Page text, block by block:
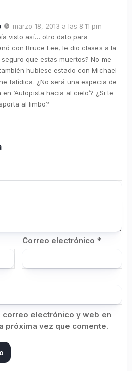
marzo 18, 2013 a las 8:11 pm
visto así… otro dato para
con Bruce Lee, le dio clases a la
que estas muertos? No me
hubiese estado con Michael
fatídica. ¿No será una especia de
‘Autopista hacia al cielo’? ¿Si te
al limbo?
Correo electrónico *
correo electrónico y web en
próxima vez que comente.